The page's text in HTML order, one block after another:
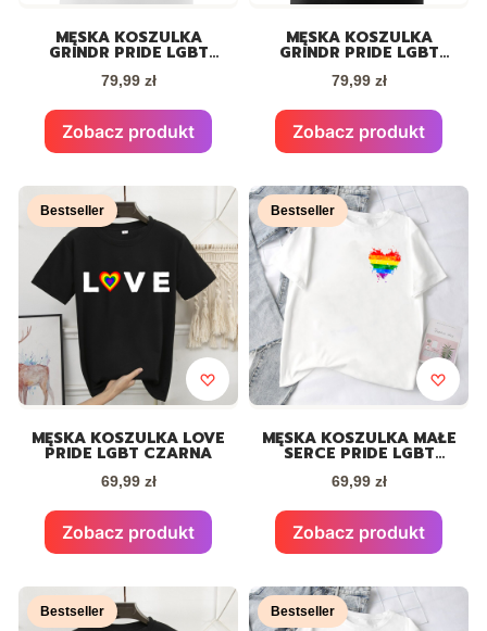
MĘSKA KOSZULKA
GRINDR PRIDE LGBT
Cena
79,99 zł
Zobacz produkt
MĘSKA KOSZULKA
GRINDR PRIDE LGBT
Cena
79,99 zł
Zobacz produkt
Bestseller
MĘSKA KOSZULKA LOVE
PRIDE LGBT CZARNA
Cena
69,99 zł
Zobacz produkt
Bestseller
MĘSKA KOSZULKA MAŁE
SERCE PRIDE LGBT
Cena
69,99 zł
Zobacz produkt
Bestseller Bestseller